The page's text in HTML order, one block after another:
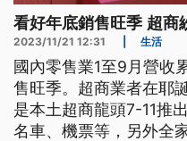
看好年底銷售旺季 超商
2023/11/21 12:31 生活
國內零售業1至9月營收
售旺季。超商業者在耶
是本土超商龍頭7-11推
名車、機票等，另外全